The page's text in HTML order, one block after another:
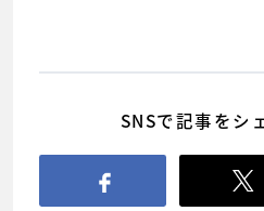
SNSで記事をシ